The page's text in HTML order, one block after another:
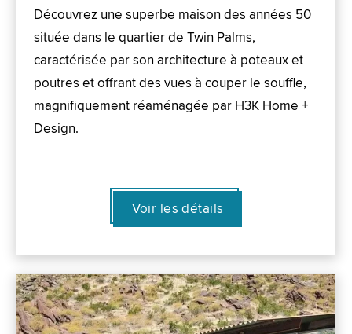
Découvrez une superbe maison des années 50
située dans le quartier de Twin Palms,
caractérisée par son architecture à poteaux et
poutres et offrant des vues à couper le souffle,
magnifiquement réaménagée par H3K Home +
Design.
Voir les détails